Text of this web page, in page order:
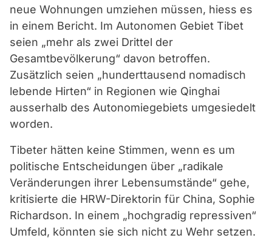
neue Wohnungen umziehen müssen, hiess es
in einem Bericht. Im Autonomen Gebiet Tibet
seien „mehr als zwei Drittel der
Gesamtbevölkerung“ davon betroffen.
Zusätzlich seien „hunderttausend nomadisch
lebende Hirten“ in Regionen wie Qinghai
ausserhalb des Autonomiegebiets umgesiedelt
worden.
Tibeter hätten keine Stimmen, wenn es um
politische Entscheidungen über „radikale
Veränderungen ihrer Lebensumstände“ gehe,
kritisierte die HRW-Direktorin für China, Sophie
Richardson. In einem „hochgradig repressiven“
Umfeld, könnten sie sich nicht zu Wehr setzen.